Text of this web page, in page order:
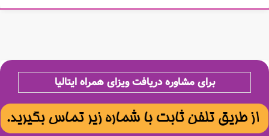
برای مشاوره دریافت ویزای همراه ایتالیا